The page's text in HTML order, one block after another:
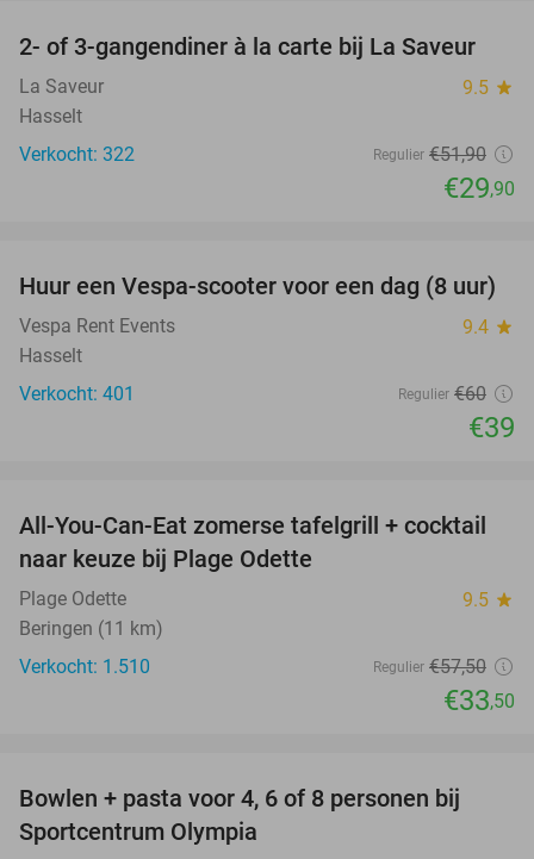
42%
2- of 3-gangendiner à la carte bij La Saveur
La Saveur 9.5 star
Hasselt
Verkocht: 322
Regulier €51,90
€29,90
35%
Huur een Vespa-scooter voor een dag (8 uur)
Vespa Rent Events 9.4 star
Hasselt
Verkocht: 401
Regulier €60
€39
42%
All-You-Can-Eat zomerse tafelgrill + cocktail
naar keuze bij Plage Odette
Plage Odette 9.5 star
Beringen (11 km)
Verkocht: 1.510
Regulier €57,50
€33,50
Bowlen + pasta voor 4, 6 of 8 personen bij
Sportcentrum Olympia